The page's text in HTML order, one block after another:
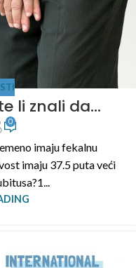
li znali da…
0
imaju fekalnu
imaju 37.5 puta veći